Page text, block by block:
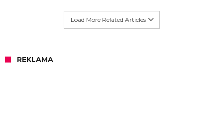
Load More Related Articles
REKLAMA